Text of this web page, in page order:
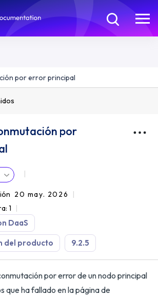
por error principal
por
20 may. 2026
1
DaaS
del producto 9.2.5
por error de un nodo principal
que ha fallado en la página de